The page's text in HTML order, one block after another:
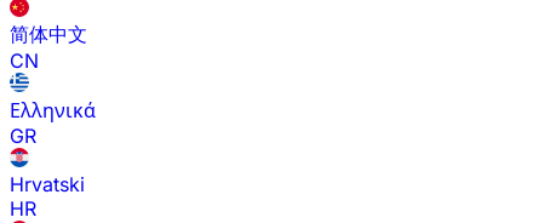
简体中文
CN
Ελληνικά
GR
Hrvatski
HR